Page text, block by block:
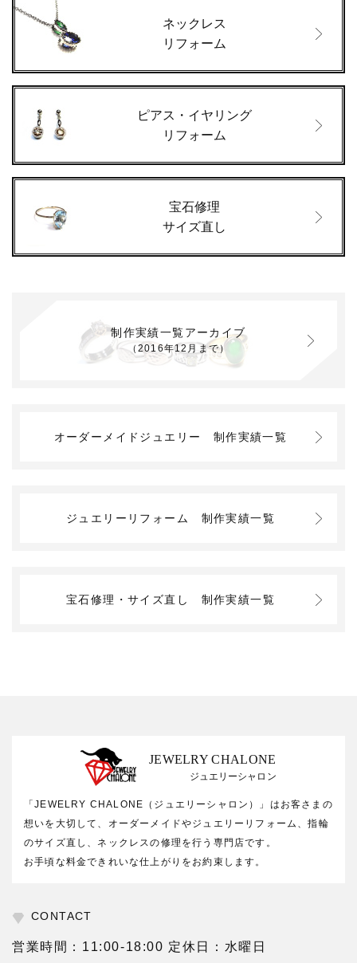
ネックレス
リフォーム
ピアス・イヤリング
リフォーム
宝石修理
サイズ直し
制作実績一覧アーカイブ
（2016年12月まで）
オーダーメイドジュエリー 制作実績一覧
ジュエリーリフォーム 制作実績一覧
宝石修理・サイズ直し 制作実績一覧
JEWELRY CHALONE
ジュエリーシャロン
「JEWELRY CHALONE（ジュエリーシャロン）」はお客さまの
想いを大切して、オーダーメイドやジュエリーリフォーム、指輪
のサイズ直し、ネックレスの修理を行う専門店です。
お手頃な料金できれいな仕上がりをお約束します。
CONTACT
営業時間：11:00-18:00 定休日：水曜日